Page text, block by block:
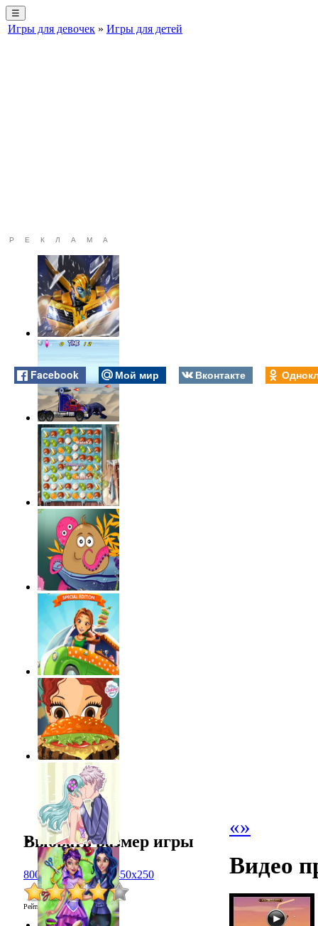
☰
Игры для девочек » Игры для детей
РЕКЛАМА
Facebook Мой мир Вконтакте
«»
Выбрать размер игры
800x600 1024x768 450x250
Рейтинг :4.3/18
Видео